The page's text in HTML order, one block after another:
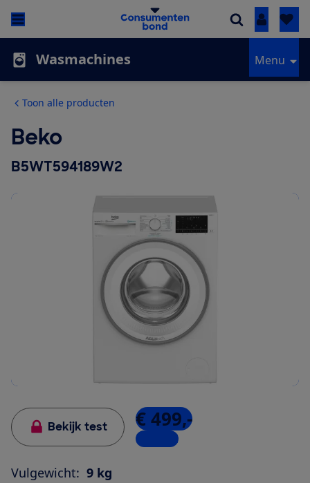
Inloggen
Wasmachines Menu
Toon alle producten
Beko
B5WT594189W2
Bekijk test € 499,-
1 winkel
Vulgewicht: 9 kg